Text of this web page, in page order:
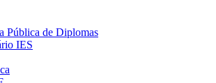
Pública de Diplomas
IES